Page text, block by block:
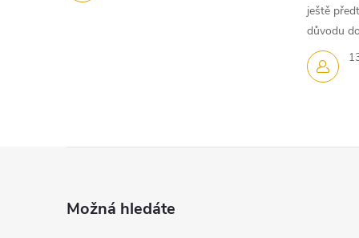
v
p
ještě
důvodu
Možná hledáte